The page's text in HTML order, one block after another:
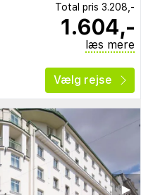
Total pris 3.208,-
1.604,-
læs mere
Vælg rejse
▶︎